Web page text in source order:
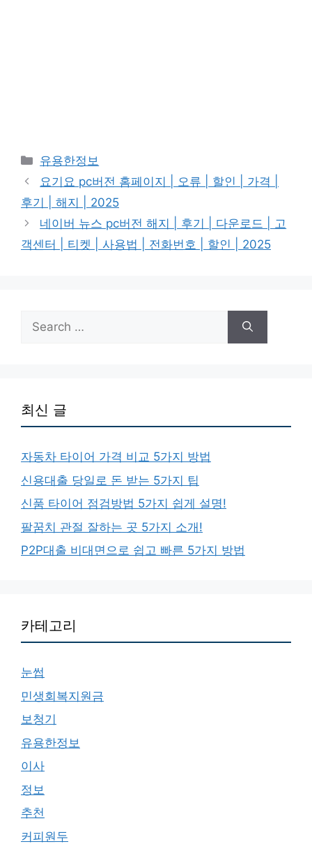
Categories
유용한정보
요기요 pc버전 홈페이지 | 오류 | 할인 | 가격 |
후기 | 해지 | 2025
네이버 뉴스 pc버전 해지 | 후기 | 다운로드 | 고
객센터 | 티켓 | 사용법 | 전화번호 | 할인 | 2025
Search
for:
최신 글
자동차 타이어 가격 비교 5가지 방법
신용대출 당일로 돈 받는 5가지 팁
신품 타이어 점검방법 5가지 쉽게 설명!
팔꿈치 관절 잘하는 곳 5가지 소개!
P2P대출 비대면으로 쉽고 빠른 5가지 방법
카테고리
눈썹
민생회복지원금
보청기
유용한정보
이사
정보
추천
커피원두